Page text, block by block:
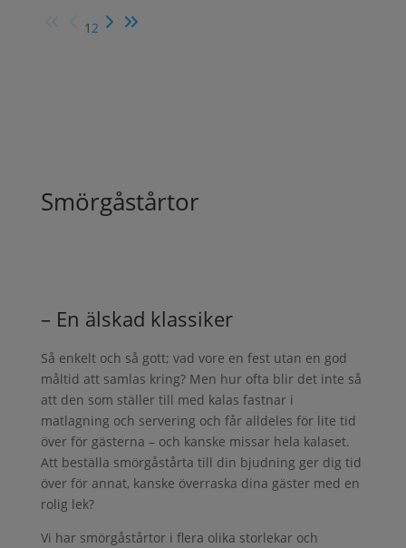
1 2
Smörgåstårtor
– En älskad klassiker
Så enkelt och så gott; vad vore en fest utan en god
måltid att samlas kring? Men hur ofta blir det inte så
att den som ställer till med kalas fastnar i
matlagning och servering och får alldeles för lite tid
över för gästerna – och kanske missar hela kalaset.
Att beställa smörgåstårta till din bjudning ger dig tid
över för annat, kanske överraska dina gäster med en
rolig lek?
Vi har smörgåstårtor i flera olika storlekar och